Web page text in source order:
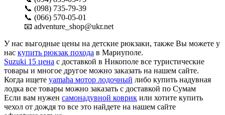
📞 (098) 735-79-39
📞 (066) 570-05-01
📧 adventure_shop@ukr.net
У нас выгодные цены на детские рюкзаки, также Вы можете у
нас купить рюкзак похода в Мариуполе.
Suzuki 15 цена с доставкой в Никополе все туристические
товары и многое другое можно заказать на нашем сайте.
Когда ищете yamaha мотор лодочный либо купить надувная
лодка все товары можно заказать с доставкой по Сумам
Если вам нужен самонадувной коврик или хотите купить
чехол от дождя то все это найдете на нашем сайте